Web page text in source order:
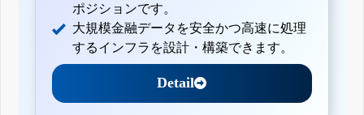
ポジションです。
大規模金融データを安全かつ高速に処理
するインフラを設計・構築できます。
Detail